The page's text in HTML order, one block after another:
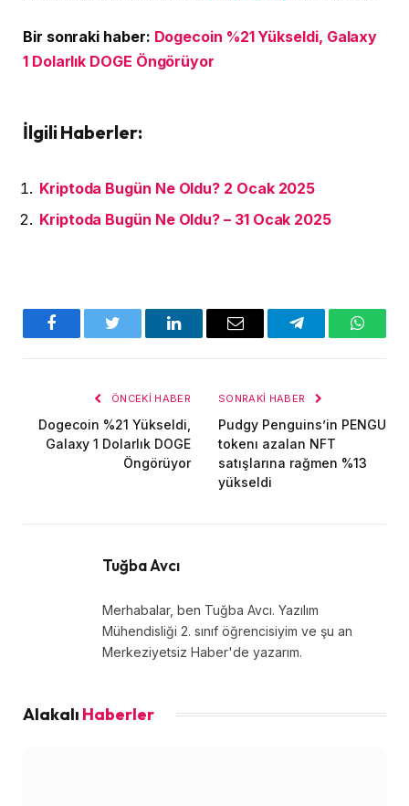
Bir sonraki haber: Dogecoin %21 Yükseldi, Galaxy
1 Dolarlık DOGE Öngörüyor
İlgili Haberler:
Kriptoda Bugün Ne Oldu? 2 Ocak 2025
Kriptoda Bugün Ne Oldu? – 31 Ocak 2025
FacebookTwitter LinkedInE-
Telegram
ÖNCEKI HABER
Dogecoin %21 Yükseldi,
Galaxy 1 Dolarlık DOGE
Öngörüyor
SONRAKI HABER
Pudgy Penguins’in PENGU
tokenı azalan NFT
satışlarına rağmen %13
yükseldi
Tuğba Avcı
Merhabalar, ben Tuğba Avcı. Yazılım
Mühendisliği 2. sınıf öğrencisiyim ve şu an
Merkeziyetsiz Haber'de yazarım.
Alakalı Haberler